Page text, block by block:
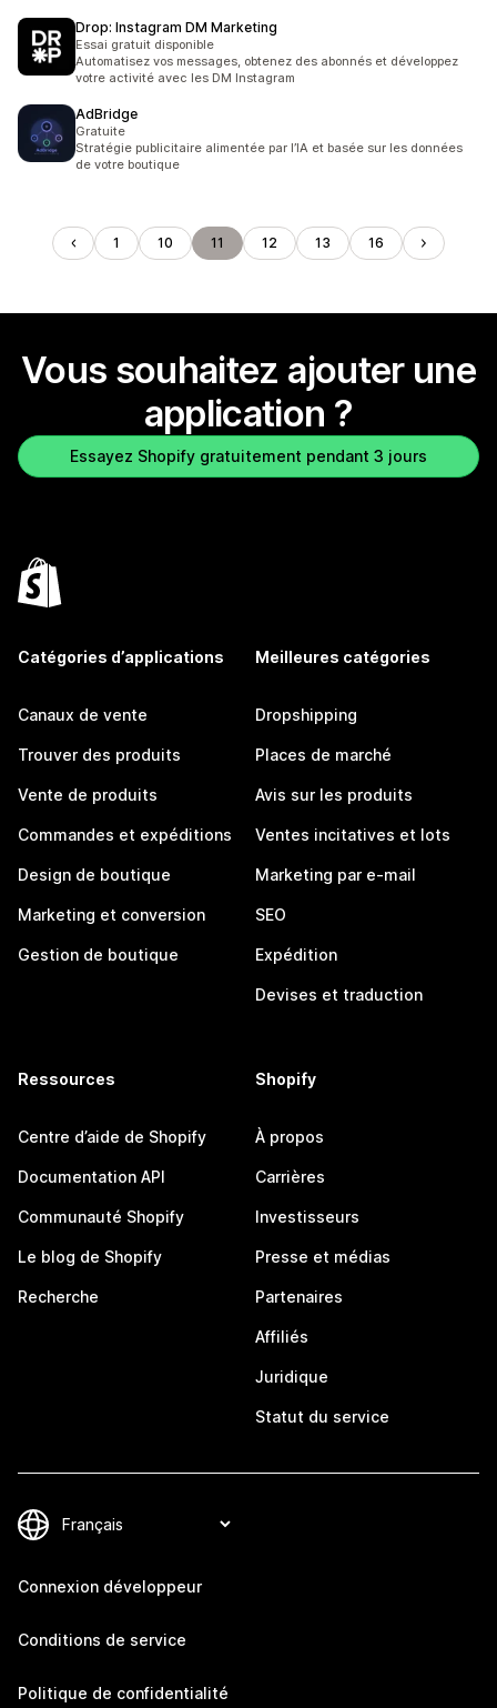
Drop: Instagram DM Marketing
Essai gratuit disponible
Automatisez vos messages, obtenez des abonnés et développez
votre activité avec les DM Instagram
AdBridge
Gratuite
Stratégie publicitaire alimentée par l’IA et basée sur les données
de votre boutique
1 10 11 12 13 16
Vous souhaitez ajouter une
application ?
Essayez Shopify gratuitement pendant 3 jours
Catégories d’applications
Canaux de vente
Trouver des produits
Vente de produits
Commandes et expéditions
Design de boutique
Marketing et conversion
Gestion de boutique
Meilleures catégories
Dropshipping
Places de marché
Avis sur les produits
Ventes incitatives et lots
Marketing par e-mail
SEO
Expédition
Devises et traduction
Ressources
Centre d’aide de Shopify
Documentation API
Communauté Shopify
Le blog de Shopify
Recherche
Shopify
À propos
Carrières
Investisseurs
Presse et médias
Partenaires
Affiliés
Juridique
Statut du service
Connexion développeur
Conditions de service
Politique de confidentialité